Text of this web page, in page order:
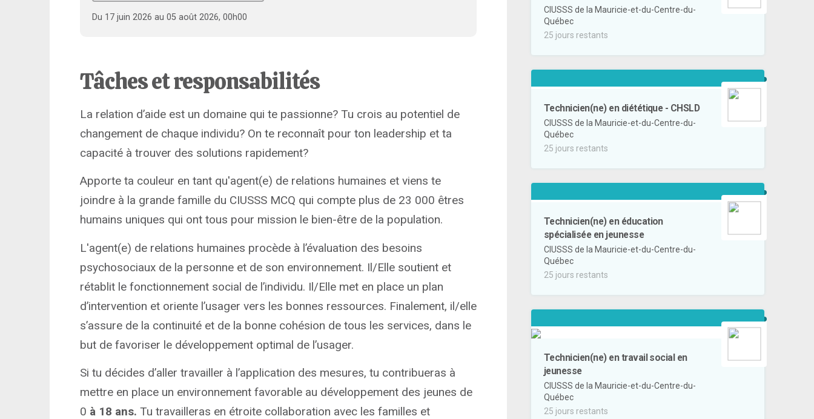
Du 17 juin 2026 au 05 août 2026, 00h00
Tâches et responsabilités
La relation d’aide est un domaine qui te passionne? Tu crois au potentiel de
changement de chaque individu? On te reconnaît pour ton leadership et ta
capacité à trouver des solutions rapidement?
Apporte ta couleur en tant qu'agent(e) de relations humaines et viens te
joindre à la grande famille du CIUSSS MCQ qui compte plus de 23 000 êtres
humains uniques qui ont tous pour mission le bien-être de la population.
L'agent(e) de relations humaines procède à l’évaluation des besoins
psychosociaux de la personne et de son environnement. Il/Elle soutient et
rétablit le fonctionnement social de l’individu. Il/Elle met en place un plan
d’intervention et oriente l’usager vers les bonnes ressources. Finalement, il/elle
s’assure de la continuité et de la bonne cohésion de tous les services, dans le
but de favoriser le développement optimal de l’usager.
Si tu décides d’aller travailler à l’application des mesures, tu contribueras à
mettre en place un environnement favorable au développement des jeunes de
0 à 18 ans. Tu travailleras en étroite collaboration avec les familles et
CIUSSS de la Mauricie-et-du-Centre-du-
Québec
25 jours restants
Technicien(ne) en diététique - CHSLD
CIUSSS de la Mauricie-et-du-Centre-du-
Québec
25 jours restants
Technicien(ne) en éducation
spécialisée en jeunesse
CIUSSS de la Mauricie-et-du-Centre-du-
Québec
25 jours restants
Technicien(ne) en travail social en
jeunesse
CIUSSS de la Mauricie-et-du-Centre-du-
Québec
25 jours restants